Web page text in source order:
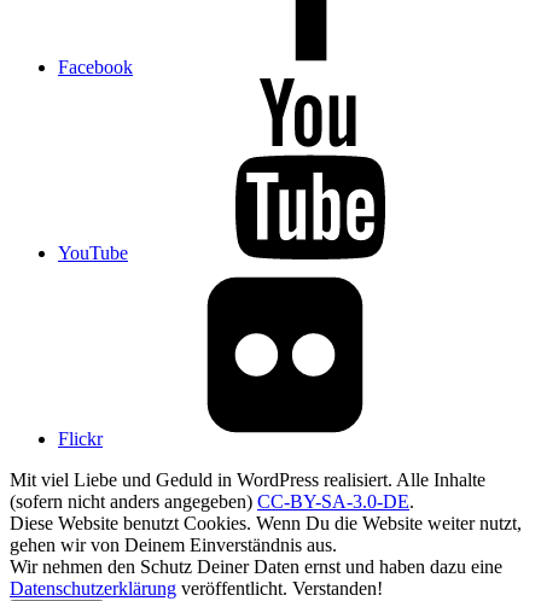
Facebook
YouTube
Flickr
Mit viel Liebe und Geduld in WordPress realisiert. Alle Inhalte
(sofern nicht anders angegeben) CC-BY-SA-3.0-DE.
Diese Website benutzt Cookies. Wenn Du die Website weiter nutzt,
gehen wir von Deinem Einverständnis aus.
Wir nehmen den Schutz Deiner Daten ernst und haben dazu eine
Datenschutzerklärung veröffentlicht. Verstanden!